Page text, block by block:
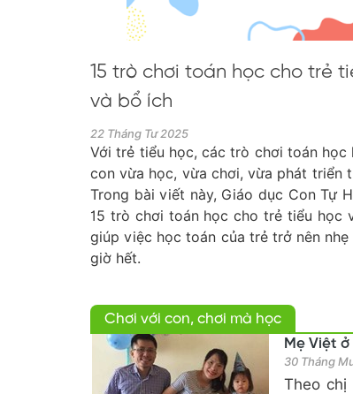
15 trò chơi toán học cho trẻ
và bổ ích
22 Tháng Tư 2025
Với trẻ tiểu học, các trò chơi toán
con vừa học, vừa chơi, vừa phát triển
Trong bài viết này, Giáo dục Con Tự
15 trò chơi toán học cho trẻ tiểu học
giúp việc học toán của trẻ trở nên
giờ hết.
Chơi với con, chơi mà học
Mẹ Việt
30 Tháng
Theo